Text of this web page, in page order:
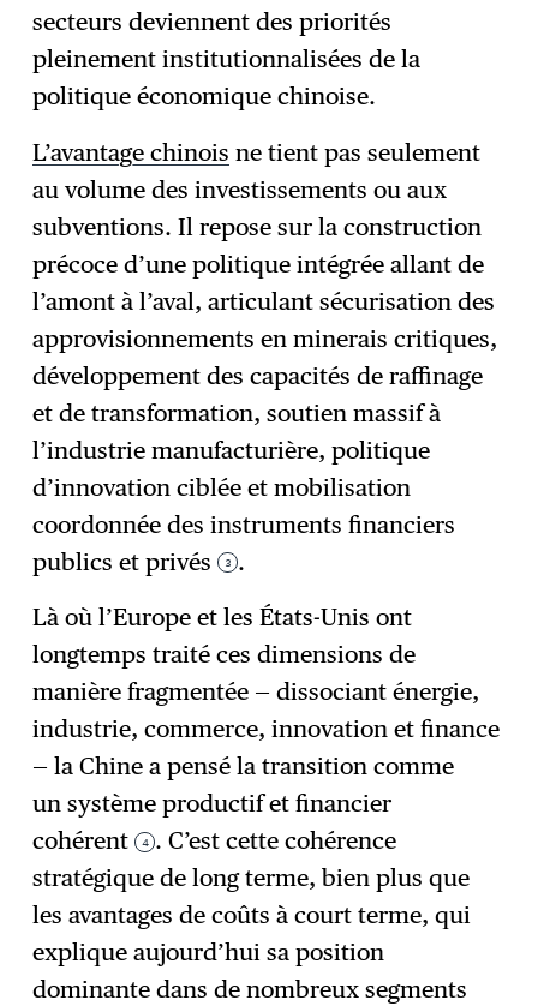
secteurs deviennent des priorités
pleinement institutionnalisées de la
politique économique chinoise.
L’avantage chinois ne tient pas seulement
au volume des investissements ou aux
subventions. Il repose sur la construction
précoce d’une politique intégrée allant de
l’amont à l’aval, articulant sécurisation des
approvisionnements en minerais critiques,
développement des capacités de raffinage
et de transformation, soutien massif à
l’industrie manufacturière, politique
d’innovation ciblée et mobilisation
coordonnée des instruments financiers
publics et privés 3 .
Là où l’Europe et les États-Unis ont
longtemps traité ces dimensions de
manière fragmentée — dissociant énergie,
industrie, commerce, innovation et finance
— la Chine a pensé la transition comme
un système productif et financier
cohérent 4 . C’est cette cohérence
stratégique de long terme, bien plus que
les avantages de coûts à court terme, qui
explique aujourd’hui sa position
dominante dans de nombreux segments